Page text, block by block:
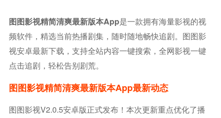
图图影视精简清爽最新版本app是一款拥有海量影视的视
频软件，精选当前热播剧集，随时随地畅快追剧。图图影
视安卓最新下载，支持全站内容一键搜索，全网影视一键
点击追剧，轻松告别剧荒。
图图影视精简清爽最新版本app最新动态
图图影视V2.0.5安卓版正式发布！本次更新重点优化了播